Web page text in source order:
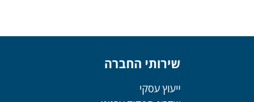
שירותי החברה
ייעוץ עסקי